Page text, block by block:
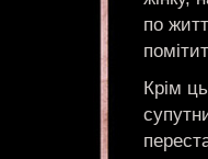
по
Крім